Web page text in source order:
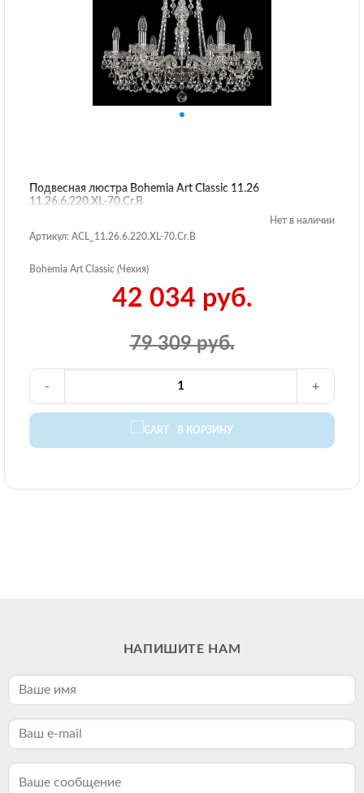
Подвесная люстра Bohemia Art Classic 11.26
11.26.6.220.XL-70.Cr.B
Нет в наличии
Артикул: ACL_11.26.6.220.XL-70.Cr.B
Bohemia Art Classic (Чехия)
79 309 руб.
42 034 руб.
В КОРЗИНУ
- +
НАПИШИТЕ НАМ